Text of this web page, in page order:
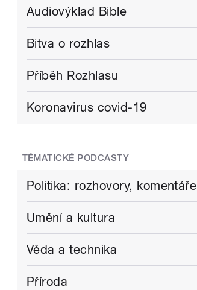
Audiovýklad Bible
Bitva o rozhlas
Příběh Rozhlasu
Koronavirus covid-19
TÉMATICKÉ PODCASTY
Politika: rozhovory, komentáře
Umění a kultura
Věda a technika
Příroda